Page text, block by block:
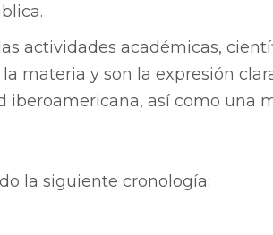
actividades académicas,
materia y son la expresión
iberoamericana, así como una
la siguiente cronología: